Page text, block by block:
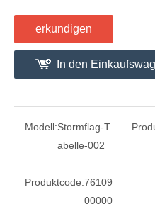
erkundigen
In den
Modell:Stormflag-T
abelle-002
Produktcode:76109
00000